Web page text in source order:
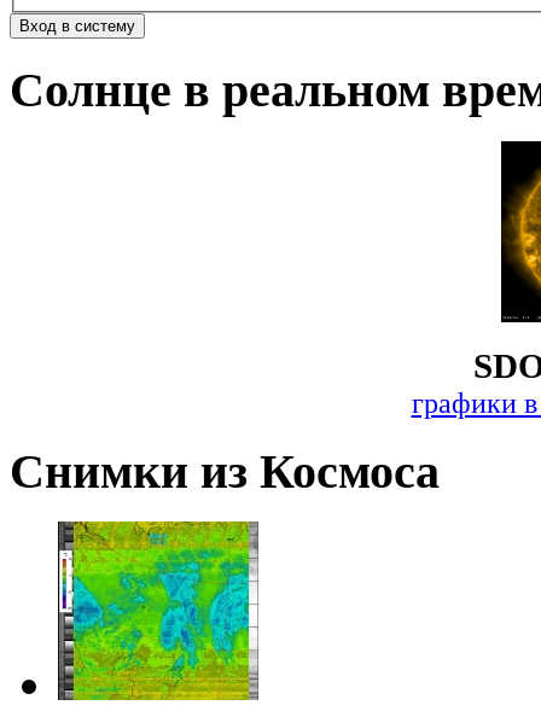
Солнце в реальном
графики
Снимки из Космоса